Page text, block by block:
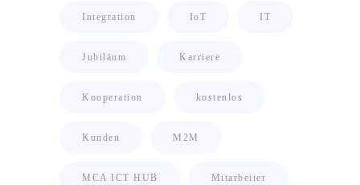
Integration IoT IT
Jubiläum Karriere
Kooperation kostenlos
Kunden M2M
MCA ICT HUB Mitarbeiter